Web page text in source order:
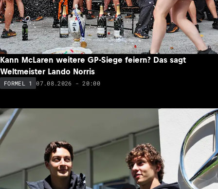
Kann McLaren weitere GP-Siege feiern? Das sagt
Weltmeister Lando Norris
FORMEL 1 07.08.2026 - 20:00